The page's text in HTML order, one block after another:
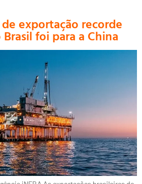
exportação recorde
foi para a China